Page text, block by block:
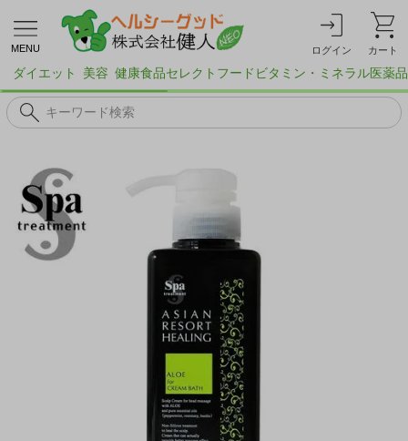
MENU ログイン カート
ダイエット 美容 健康食品セレクトフード ビタミン・ミネラル医薬品